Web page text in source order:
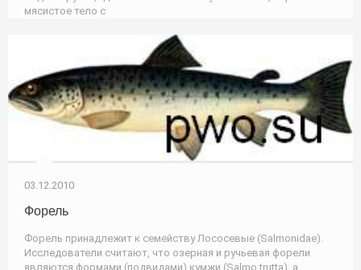
мясистое тело с
03.12.2010
Форель
Форель принадлежит к семейству Лососевые (Salmonidae).
Исследователи считают, что озерная и ручьевая форели
являются формами (подвидами) кумжи (Salmo trutta), а